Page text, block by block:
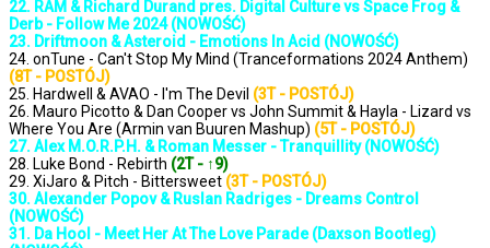
22. RAM & Richard Durand pres. Digital Culture vs Space Frog &
Derb - Follow Me 2024 (NOWOŚĆ)
23. Driftmoon & Asteroid - Emotions In Acid (NOWOŚĆ)
24. onTune - Can't Stop My Mind (Tranceformations 2024 Anthem)
(8T - POSTÓJ)
25. Hardwell & AVAO - I'm The Devil (3T - POSTÓJ)
26. Mauro Picotto & Dan Cooper vs John Summit & Hayla - Lizard vs
Where You Are (Armin van Buuren Mashup) (5T - POSTÓJ)
27. Alex M.O.R.P.H. & Roman Messer - Tranquillity (NOWOŚĆ)
28. Luke Bond - Rebirth (2T - ↑9)
29. XiJaro & Pitch - Bittersweet (3T - POSTÓJ)
30. Alexander Popov & Ruslan Radriges - Dreams Control
(NOWOŚĆ)
31. Da Hool - Meet Her At The Love Parade (Daxson Bootleg)